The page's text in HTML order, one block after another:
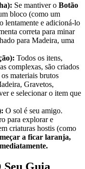
Se mantiver o Botão
bloco (como um
lentamente e adicioná-lo
correta para minar
para Madeira, uma
Todos os itens,
complexas, são criados
materiais brutos
Gravetos,
e selecionar o item que
O sol é seu amigo.
para explorar e
criaturas hostis (como
a ficar laranja,
Guia